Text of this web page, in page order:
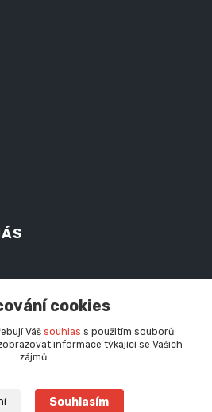
cookies
Váš souhlas s použitím souborů
informace týkající se Vašich
zájmů.
Souhlasím